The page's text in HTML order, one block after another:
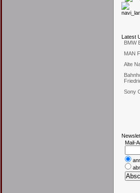
L atest
BMW
MAN
Alte
Sony
N
Mail-